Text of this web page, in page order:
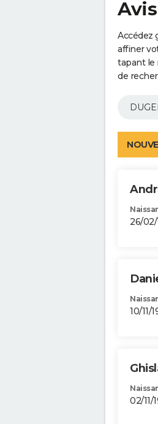
Accédez
affiner
tapant le
de
26/02/
10/11/
02/11/